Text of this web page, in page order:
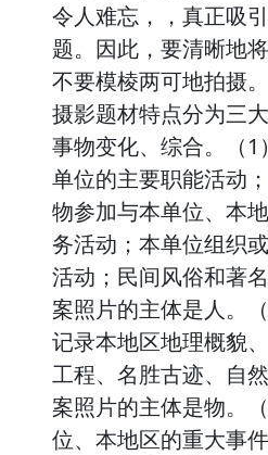
令人难忘，，真正吸
题。因此，要清晰地
不要模棱两可地拍摄
摄影题材特点分为三
事物变化、综合。（1
单位的主要职能活动
物参加与本单位、本
务活动；本单位组织
活动；民间风俗和著
案照片的主体是人。
记录本地区地理概貌
工程、名胜古迹、自
案照片的主体是物。
位、本地区的重大事